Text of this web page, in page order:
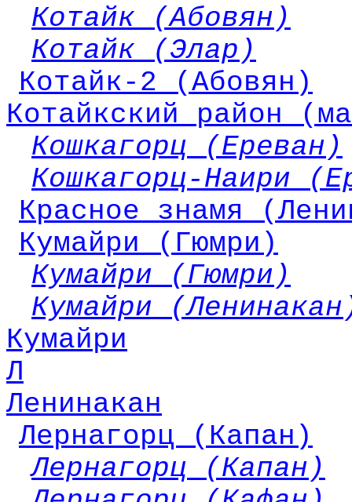
Котайк (Абовян)
Котайк (Элар)
Котайк-2 (Абовян)
Котайкский район
Кошкагорц (Ереван)
Кошкагорц-Наири
Красное знамя
Кумайри (Гюмри)
Кумайри (Гюмри)
Кумайри
Кумайри
Л
Ленинакан
Лернагорц (Капан)
Лернагорц (Капан)